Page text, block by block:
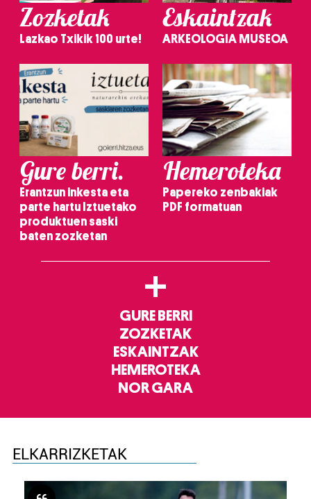
Zozketak
Lazkao Txikik 100 urte!
Eskaintzak
ARKEOLOGIA MUSEOA
Gure berri.
Erantzun inkesta eta
parte hartu Iztuetako
produktuen saski
baten zozketan
Hemeroteka
Papereko zenbakiak
PDF formatuan
+
GURE BERRI
ZOZKETAK
ESKAINTZAK
HEMEROTEKA
NOR GARA
ELKARRIZKETAK